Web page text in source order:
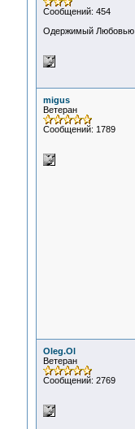
Сообщений: 454
Одержимый Любовью
migus
Ветеран
Сообщений: 1789
Oleg.Ol
Ветеран
Сообщений: 2769